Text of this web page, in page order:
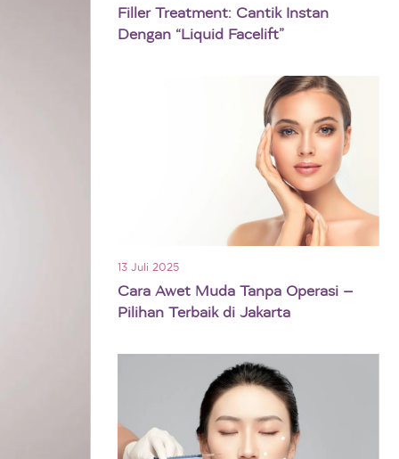
Filler Treatment: Cantik Instan
Dengan “Liquid Facelift”
13 Juli 2025
Cara Awet Muda Tanpa Operasi –
Pilihan Terbaik di Jakarta